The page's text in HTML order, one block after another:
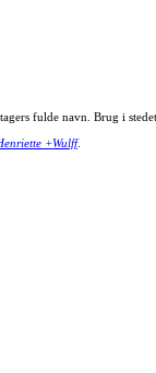
fulde navn. Brug i
+Wulff.